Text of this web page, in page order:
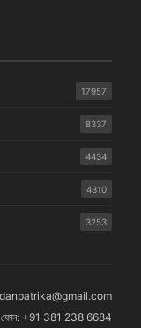
17957
8337
4434
4310
3253
ফোন: +91 381 238 6684